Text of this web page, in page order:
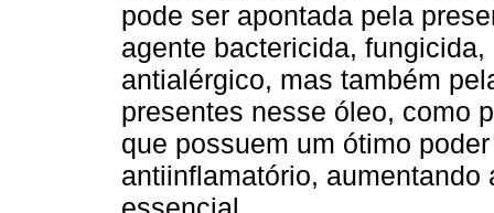
pode ser apontada pela
agente bactericida,
antialérgico, mas também
presentes nesse óleo, como
que possuem um ótimo
antiinflamatório,